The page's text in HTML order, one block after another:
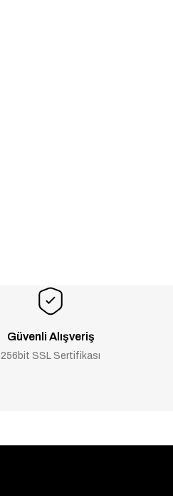
Güvenli Alışveriş
256bit SSL Sertifikası